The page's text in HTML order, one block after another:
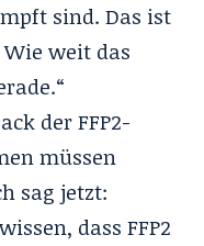
sind. Das ist
weit das
der FFP2-
müssen
sag jetzt:
dass FFP2